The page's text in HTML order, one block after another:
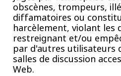
obscènes, trompeurs,
diffamatoires ou
harcèlement, violant les
restreignant et/ou
par d'autres utilisateurs
salles de discussion
Web.